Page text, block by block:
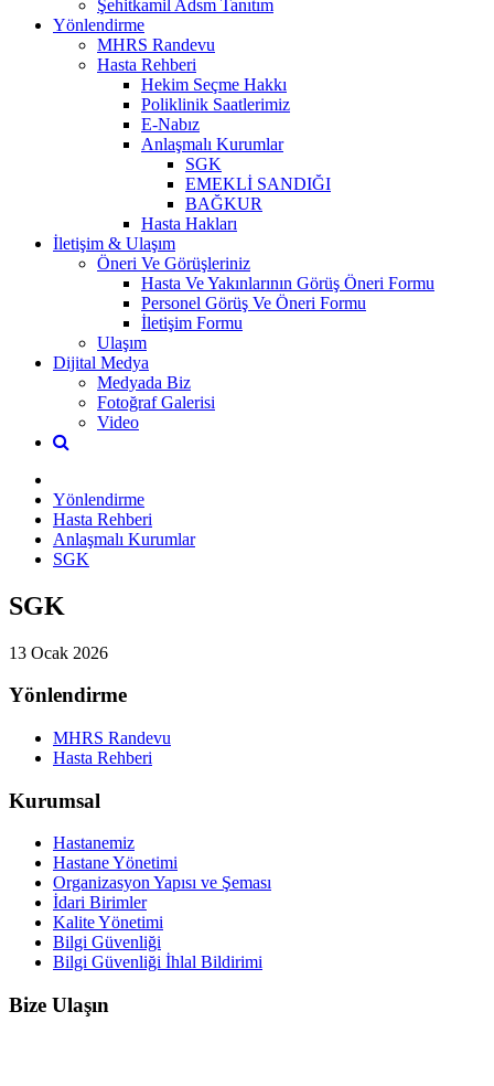
Şehitkamil Adsm Tanıtım
Yönlendirme
MHRS Randevu
Hasta Rehberi
Hekim Seçme Hakkı
Poliklinik Saatlerimiz
E-Nabız
Anlaşmalı Kurumlar
SGK
EMEKLİ SANDIĞI
BAĞKUR
Hasta Hakları
İletişim & Ulaşım
Öneri Ve Görüşleriniz
Hasta Ve Yakınlarının Görüş Öneri Formu
Personel Görüş Ve Öneri Formu
İletişim Formu
Ulaşım
Dijital Medya
Medyada Biz
Fotoğraf Galerisi
Video
Yönlendirme
Hasta Rehberi
Anlaşmalı Kurumlar
SGK
SGK
13 Ocak 2026
Yönlendirme
MHRS Randevu
Hasta Rehberi
Kurumsal
Hastanemiz
Hastane Yönetimi
Organizasyon Yapısı ve Şeması
İdari Birimler
Kalite Yönetimi
Bilgi Güvenliği
Bilgi Güvenliği İhlal Bildirimi
Bize Ulaşın